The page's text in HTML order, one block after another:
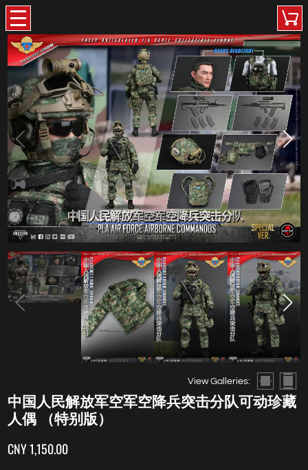
View Galleries:
中国人民解放军空军空降兵突击分队可动珍藏
人偶 （特别版）
CNY 1,150.00